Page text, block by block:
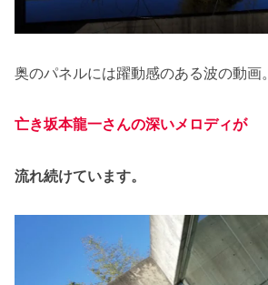
奥のパネルには躍動感のある波の動画。
亡き坂本龍一さんの深いメロディが
流れ続けています。